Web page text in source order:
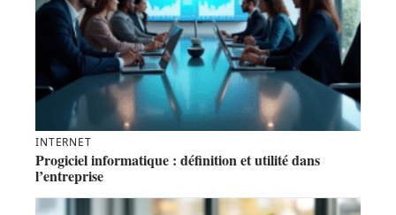
INTERNET
Progiciel informatique : définition et utilité dans
l’entreprise